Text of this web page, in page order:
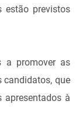
estão previstos
a promover as
candidatos, que
apresentados à